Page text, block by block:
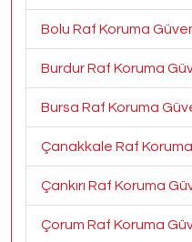
Bolu Raf Koruma
Burdur Raf Koruma
Bursa Raf Koruma
Çanakkale Raf
Çankırı Raf Koruma
Çorum Raf Koruma